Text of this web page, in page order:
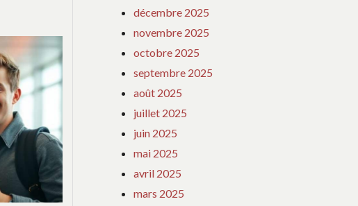
décembre 2025
novembre 2025
octobre 2025
septembre 2025
août 2025
juillet 2025
juin 2025
mai 2025
avril 2025
mars 2025